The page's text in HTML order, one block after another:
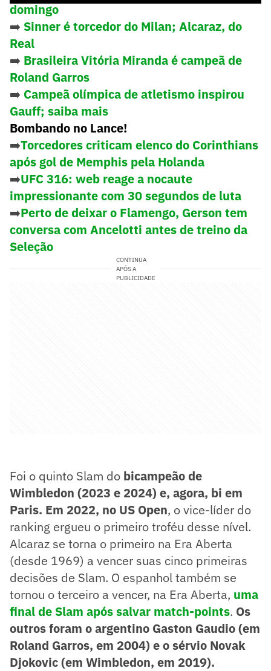
domingo
➡️ Sinner é torcedor do Milan; Alcaraz, do
Real
➡️ Brasileira Vitória Miranda é campeã de
Roland Garros
➡️ Campeã olímpica de atletismo inspirou
Gauff; saiba mais
Bombando no Lance!
➡️Torcedores criticam elenco do Corinthians
após gol de Memphis pela Holanda
➡️UFC 316: web reage a nocaute
impressionante com 30 segundos de luta
➡️Perto de deixar o Flamengo, Gerson tem
conversa com Ancelotti antes de treino da
Seleção
CONTINUA
APÓS A
PUBLICIDADE
Foi o quinto Slam do bicampeão de
Wimbledon (2023 e 2024) e, agora, bi em
Paris. Em 2022, no US Open, o vice-líder do
ranking ergueu o primeiro troféu desse nível.
Alcaraz se torna o primeiro na Era Aberta
(desde 1969) a vencer suas cinco primeiras
decisões de Slam. O espanhol também se
tornou o terceiro a vencer, na Era Aberta, uma
final de Slam após salvar match-points. Os
outros foram o argentino Gaston Gaudio (em
Roland Garros, em 2004) e o sérvio Novak
Djokovic (em Wimbledon, em 2019).